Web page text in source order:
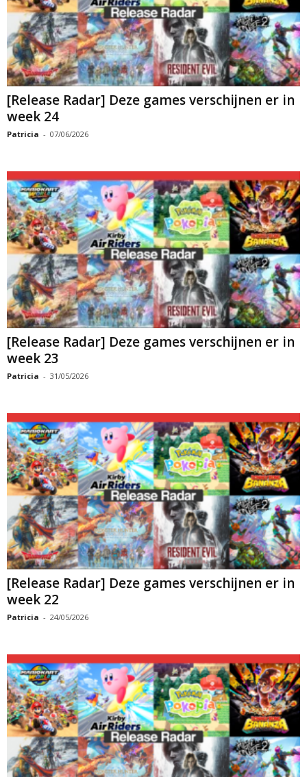
[Release Radar] Deze games verschijnen er in
week 24
Patricia - 07/06/2026
[Release Radar] Deze games verschijnen er in
week 23
Patricia - 31/05/2026
[Release Radar] Deze games verschijnen er in
week 22
Patricia - 24/05/2026